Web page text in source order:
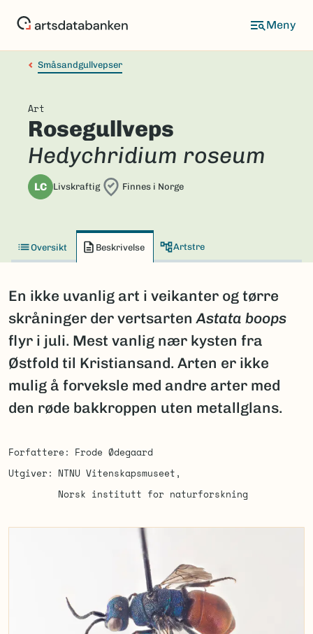
Småsandgullvepser
Art
Rosegullveps
Hedychridium roseum
LC Livskraftig Finnes i Norge
Oversikt Beskrivelse Artstre
En ikke uvanlig art i veikanter og tørre
skråninger der vertsartenAstata boops
flyr i juli. Mest vanlig nær kysten fra
Østfold til Kristiansand. Arten er ikke
mulig å forveksle med andre arter med
den røde bakkroppen uten metallglans.
Forfattere
Frode Ødegaard
Utgiver
NTNU Vitenskapsmuseet
Norsk institutt for naturforskning